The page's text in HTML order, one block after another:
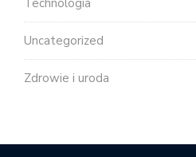
Technologia
Uncategorized
Zdrowie i uroda